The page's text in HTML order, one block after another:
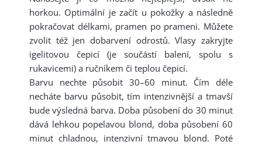
horkou. Optimální je začít u pokožky a následně
pokračovat délkami, pramen po prameni. Můžete
zvolit též jen dobarvení odrostů. Vlasy zakryjte
igelitovou čepicí (je součástí balení, spolu s
rukavicemi) a ručníkem či teplou čepicí.
Barvu nechte působit 30–60 minut. Čím déle
necháte barvu působit, tím intenzivnější a tmavší
bude výsledná barva. Doba působení do 30 minut
dává lehkou popelavou blond, doba působení 60
minut chladnou, intenzivní tmavou blond. Poté